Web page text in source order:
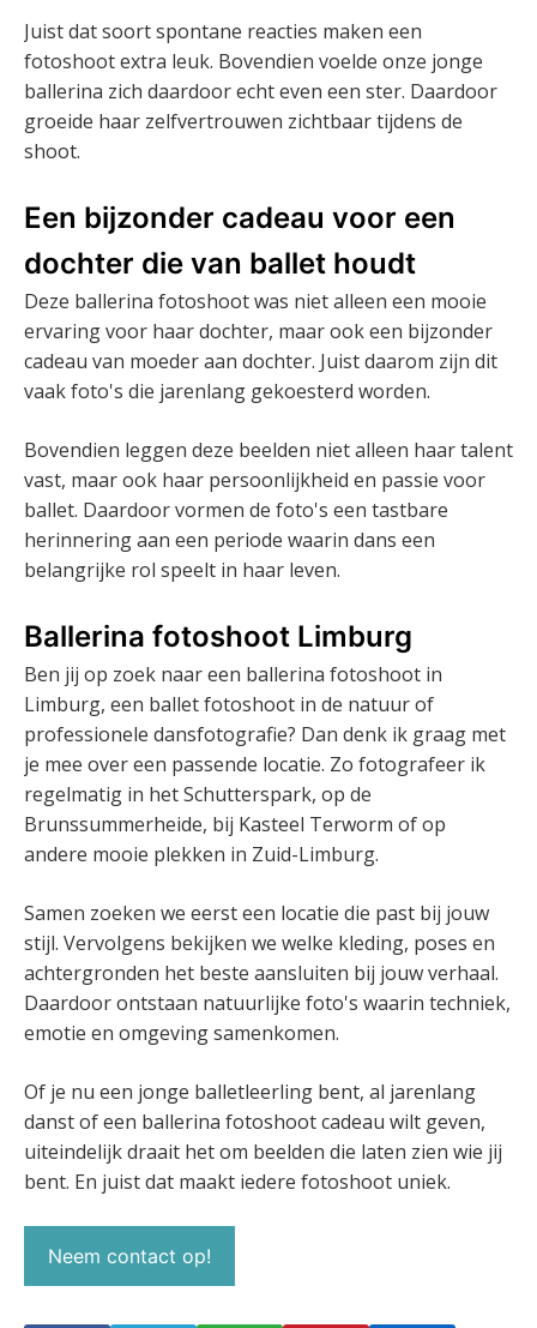
Juist dat soort spontane reacties maken een
fotoshoot extra leuk. Bovendien voelde onze jonge
ballerina zich daardoor echt even een ster. Daardoor
groeide haar zelfvertrouwen zichtbaar tijdens de
shoot.
Een bijzonder cadeau voor een
dochter die van ballet houdt
Deze ballerina fotoshoot was niet alleen een mooie
ervaring voor haar dochter, maar ook een bijzonder
cadeau van moeder aan dochter. Juist daarom zijn dit
vaak foto's die jarenlang gekoesterd worden.
Bovendien leggen deze beelden niet alleen haar talent
vast, maar ook haar persoonlijkheid en passie voor
ballet. Daardoor vormen de foto's een tastbare
herinnering aan een periode waarin dans een
belangrijke rol speelt in haar leven.
Ballerina fotoshoot Limburg
Ben jij op zoek naar een ballerina fotoshoot in
Limburg, een ballet fotoshoot in de natuur of
professionele dansfotografie? Dan denk ik graag met
je mee over een passende locatie. Zo fotografeer ik
regelmatig in het Schutterspark, op de
Brunssummerheide, bij Kasteel Terworm of op
andere mooie plekken in Zuid-Limburg.
Samen zoeken we eerst een locatie die past bij jouw
stijl. Vervolgens bekijken we welke kleding, poses en
achtergronden het beste aansluiten bij jouw verhaal.
Daardoor ontstaan natuurlijke foto's waarin techniek,
emotie en omgeving samenkomen.
Of je nu een jonge balletleerling bent, al jarenlang
danst of een ballerina fotoshoot cadeau wilt geven,
uiteindelijk draait het om beelden die laten zien wie jij
bent. En juist dat maakt iedere fotoshoot uniek.
Neem contact op!